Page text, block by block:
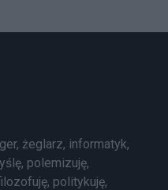
żeglarz, informatyk,
polemizuję,
politykuję,